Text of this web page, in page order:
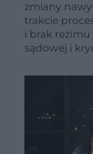
zmiany
trakcie
i brak
sądowej i